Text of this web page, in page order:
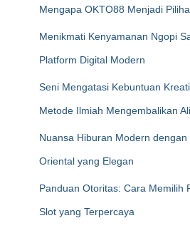
Mengapa OKTO88 Menjadi
Menikmati Kenyamanan Ngopi
Platform Digital Modern
Seni Mengatasi Kebuntuan
Metode Ilmiah Mengembalikan
Nuansa Hiburan Modern dengan
Oriental yang Elegan
Panduan Otoritas: Cara Memilih
Slot yang Terpercaya